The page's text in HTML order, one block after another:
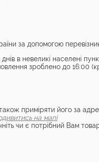
за допомогою
в невеликі населені
зроблено до 16:00
приміряти його за
на мапі
чи є потрібний Вам